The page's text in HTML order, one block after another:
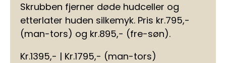
Skrubben fjerner døde hudceller og
etterlater huden silkemyk. Pris kr.795,-
(man-tors) og kr.895,- (fre-søn).
Kr.1395,- | Kr.1795,- (man-tors)